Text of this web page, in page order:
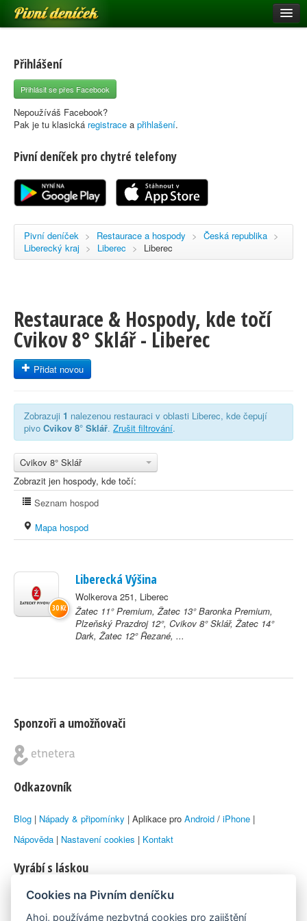
Pivní deníček
Pivní mapa
Pivní značky
Nápověda
Registrace
Přihlášení
Přihlásit se přes Facebook
Nepoužíváš Facebook?
Pak je tu klasická registrace a přihlašení.
Pivní deníček pro chytré telefony
Pivní deníček > Restaurace a hospody > Česká republika >
Liberecký kraj > Liberec > Liberec
Restaurace & Hospody, kde točí
Cvikov 8° Sklář - Liberec
Přidat novou
Zobrazuji 1 nalezenou restauraci v oblasti Liberec, kde čepují
pivo Cvikov 8° Sklář. Zrušit filtrování.
Cvikov 8° Sklář
Zobrazit jen hospody, kde točí:
Seznam hospod
Mapa hospod
Liberecká Výšina
Wolkerova 251, Liberec
Žatec 11° Premium, Žatec 13° Baronka Premium,
Plzeňský Prazdroj 12°, Cvikov 8° Sklář, Žatec 14°
Dark, Žatec 12° Řezané, ...
30 Kč
Sponzoři a umožňovači
Odkazovník
Blog | Nápady & připomínky | Aplikace pro Android / iPhone |
Nápověda | Nastavení cookies | Kontakt
Vyrábí s láskou
© 2010–2026 byLukáš Zemanaka Emka
Cookies na Pivním deníčku
Ahoj, používáme nezbytná cookies pro zajištění